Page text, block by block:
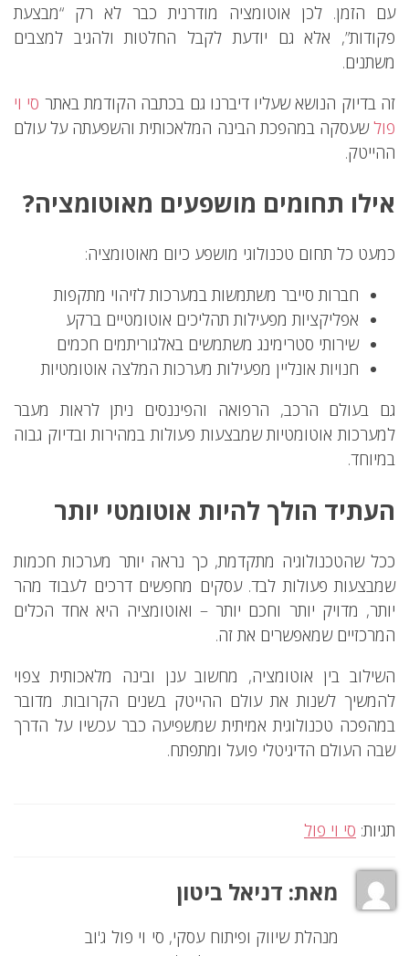
עם הזמן. לכן אוטומציה מודרנית כבר לא רק “מבצעת
פקודות”, אלא גם יודעת לקבל החלטות ולהגיב למצבים
משתנים.
זה בדיוק הנושא שעליו דיברנו גם בכתבה הקודמת באתר סי וי
פולשעסקה במהפכת הבינה המלאכותית והשפעתה על עולם
ההייטק.
אילו תחומים מושפעים מאוטומציה?
כמעט כל תחום טכנולוגי מושפע כיום מאוטומציה:
חברות סייבר משתמשות במערכות לזיהוי מתקפות
אפליקציות מפעילות תהליכים אוטומטיים ברקע
שירותי סטרימינג משתמשים באלגוריתמים חכמים
חנויות אונליין מפעילות מערכות המלצה אוטומטיות
גם בעולם הרכב, הרפואה והפיננסים ניתן לראות מעבר
למערכות אוטומטיות שמבצעות פעולות במהירות ובדיוק גבוה
במיוחד.
העתיד הולך להיות אוטומטי יותר
ככל שהטכנולוגיה מתקדמת, כך נראה יותר מערכות חכמות
שמבצעות פעולות לבד. עסקים מחפשים דרכים לעבוד מהר
יותר, מדויק יותר וחכם יותר – ואוטומציה היא אחד הכלים
המרכזיים שמאפשרים את זה.
השילוב בין אוטומציה, מחשוב ענן ובינה מלאכותית צפוי
להמשיך לשנות את עולם ההייטק בשנים הקרובות. מדובר
במהפכה טכנולוגית אמיתית שמשפיעה כבר עכשיו על הדרך
שבה העולם הדיגיטלי פועל ומתפתח.
תגיות: סי וי פול
מאת: דניאל ביטון
מנהלת שיווק ופיתוח עסקי, סי וי פול ג'וב